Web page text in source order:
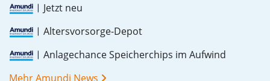
Jetzt neu
Altersvorsorge-Depot
Anlagechance Speicherchips im Aufwind
Mehr Amundi News